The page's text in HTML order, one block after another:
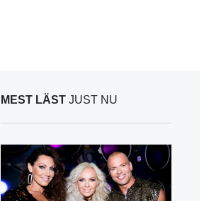
MEST LÄST JUST NU